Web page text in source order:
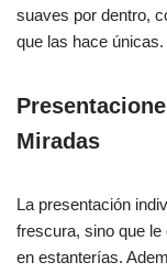
suaves por dentro,
que las hace únicas.
Miradas
La presentación
frescura, sino que
en estanterías.